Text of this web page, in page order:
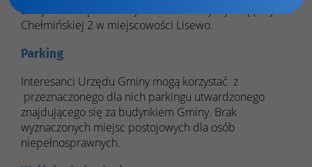
Budynek Urzędu Gminy w Lisewie znajduje się przy ul.
Chełmińskiej 2 w miejscowości Lisewo.
Parking
Interesanci Urzędu Gminy mogą korzystać z
przeznaczonego dla nich parkingu utwardzonego
znajdującego się za budynkiem Gminy. Brak
wyznaczonych miejsc postojowych dla osób
niepełnosprawnych.